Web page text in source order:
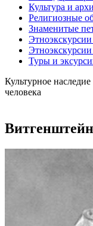
Культура и
Религиозные
Знаменитые
Туры и
Культурное
человека